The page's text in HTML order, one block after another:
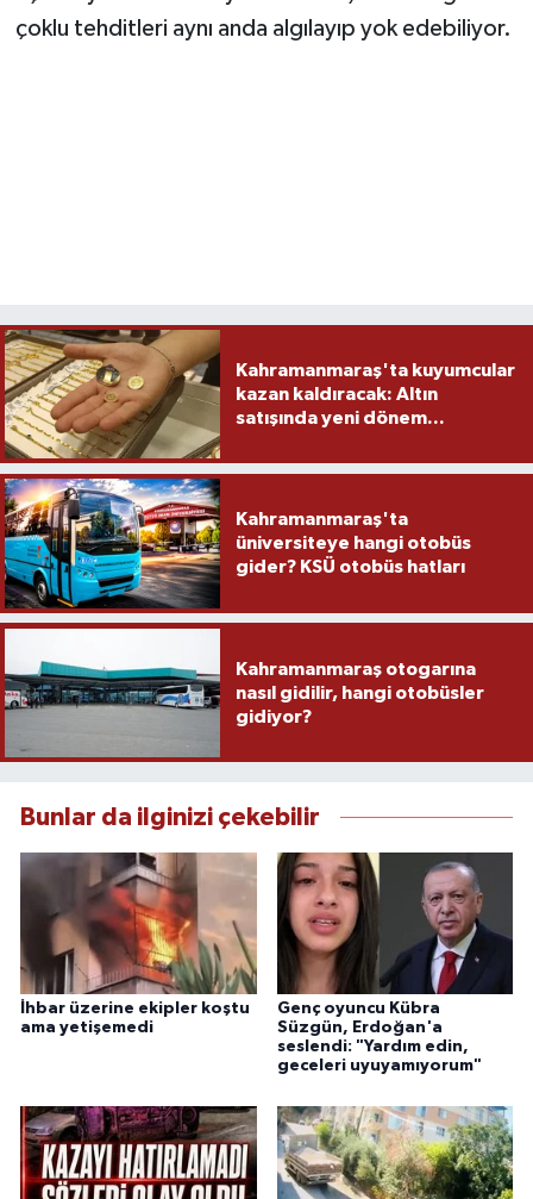
çoklu tehditleri aynı anda algılayıp yok edebiliyor.
Kahramanmaraş'ta kuyumcular
kazan kaldıracak: Altın
satışında yeni dönem...
Kahramanmaraş'ta
üniversiteye hangi otobüs
gider? KSÜ otobüs hatları
Kahramanmaraş otogarına
nasıl gidilir, hangi otobüsler
gidiyor?
Bunlar da ilginizi çekebilir
İhbar üzerine ekipler koştu
ama yetişemedi
Genç oyuncu Kübra
Süzgün, Erdoğan'a
seslendi: "Yardım edin,
geceleri uyuyamıyorum"